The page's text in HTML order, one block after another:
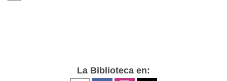
La Biblioteca en: